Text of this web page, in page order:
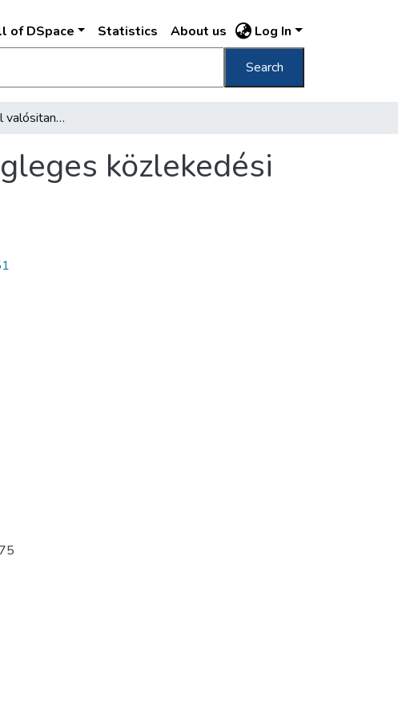
of DSpace Statistics About us Log In
Search
Mielőbb meg kell valósitani Budapest végleges közlekedési programmját
közlekedési